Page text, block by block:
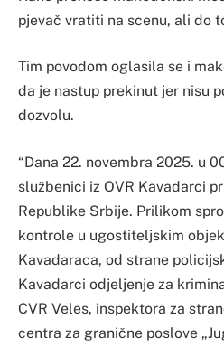
pjevač vratiti na scenu, ali do
Tim povodom oglasila se i
da je nastup prekinut jer nisu
dozvolu.
“Dana 22. novembra 2025. u
službenici iz OVR Kavadarci
Republike Srbije. Prilikom
kontrole u ugostiteljskim
Kavadaraca, od strane
Kavadarci odjeljenje za
CVR Veles, inspektora za
centra za granične poslove